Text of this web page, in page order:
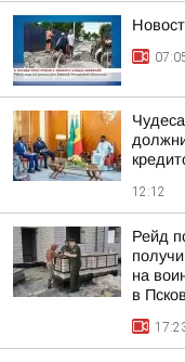
12:12
Рейд
на
в